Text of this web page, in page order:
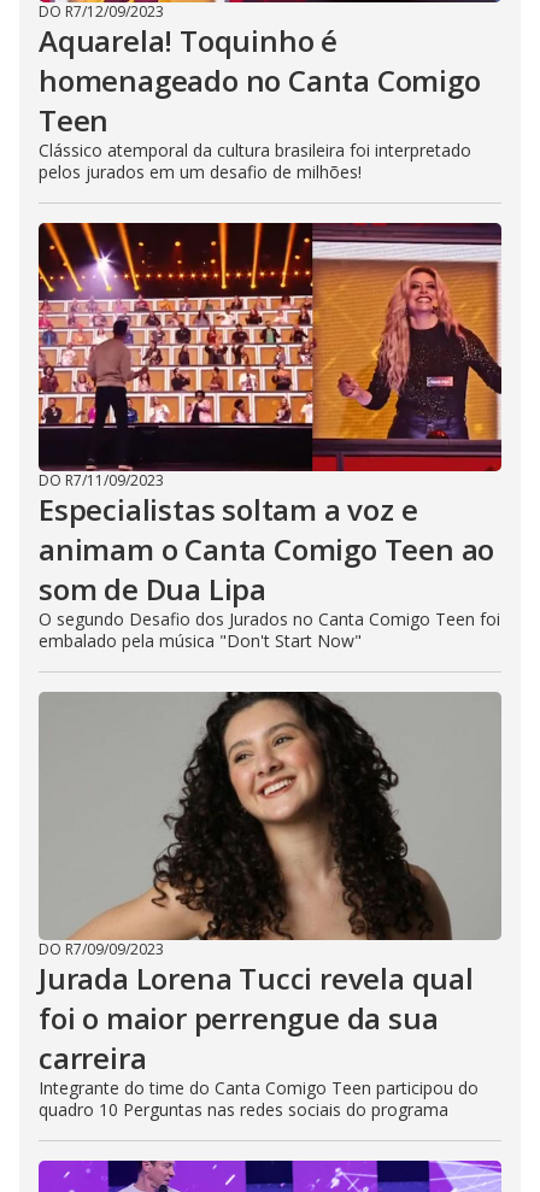
DO R7/12/09/2023
Aquarela! Toquinho é
homenageado no Canta Comigo
Teen
Clássico atemporal da cultura brasileira foi interpretado
pelos jurados em um desafio de milhões!
DO R7/11/09/2023
Especialistas soltam a voz e
animam o Canta Comigo Teen ao
som de Dua Lipa
O segundo Desafio dos Jurados no Canta Comigo Teen foi
embalado pela música "Don't Start Now"
DO R7/09/09/2023
Jurada Lorena Tucci revela qual
foi o maior perrengue da sua
carreira
Integrante do time do Canta Comigo Teen participou do
quadro 10 Perguntas nas redes sociais do programa